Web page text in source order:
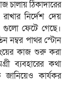
চালায় ঠিকাদারের
নির্দেশ দেয়
গুলো ফেটে গেছে।
নম্বর পাথর স্টোন
কাজ শুরু করা
ব্যবহারের কথা
কার্যকর